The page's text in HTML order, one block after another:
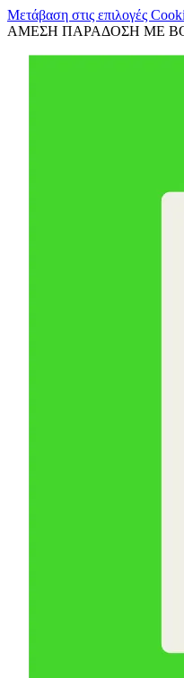
Μετάβαση στις επιλογές
ΑΜΕΣΗ ΠΑΡΑΔΟΣΗ ΜΕ